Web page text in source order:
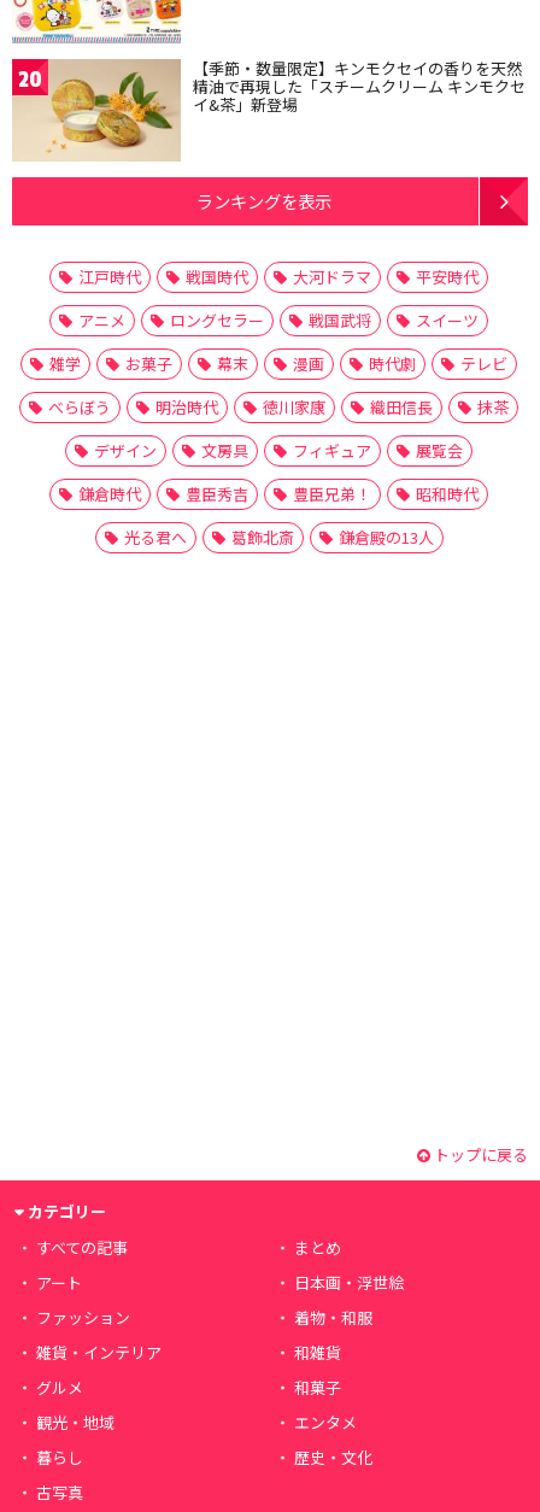
20 【季節・数量限定】キンモクセイの香りを天然
精油で再現した「スチームクリーム キンモクセ
イ&茶」新登場
ランキングを表示
江戸時代 戦国時代 大河ドラマ
平安時代
アニメ
ロングセラー 戦国武将
スイーツ
雑学
お菓子 幕末 漫画 時代劇
テレビ
べらぼう
明治時代 徳川家康 織田信長
抹茶
デザイン
文房具 フィギュア
展覧会
鎌倉時代
豊臣秀吉 豊臣兄弟！
昭和時代
光る君へ
葛飾北斎 鎌倉殿の13人
トップに戻る
カテゴリー
すべての記事
まとめ
アート
日本画・浮世絵
ファッション
着物・和服
雑貨・インテリア
和雑貨
グルメ
和菓子
観光・地域
エンタメ
暮らし
歴史・文化
古写真